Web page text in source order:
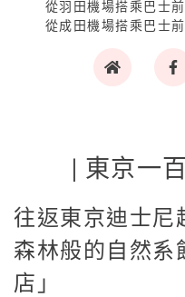
ル、日本料理 美浜にて使
ブッフェ15％OFF
※WEBサイト経由で専用
從羽田機場搭乘巴士
從成田機場搭乘巴士
| 東京一
往返東京迪士尼
森林般的自然系
店」